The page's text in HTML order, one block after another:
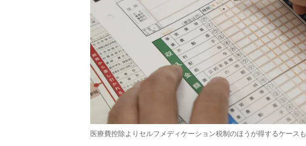
医療費控除よりセルフメディケーション税制のほうが得するケースも